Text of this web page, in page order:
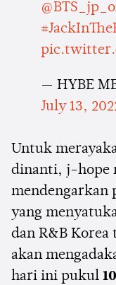
— HYBE
July 13,
Untuk
dinanti, j-hope
mendengarkan
yang
dan R&B Korea
akan
hari ini pukul